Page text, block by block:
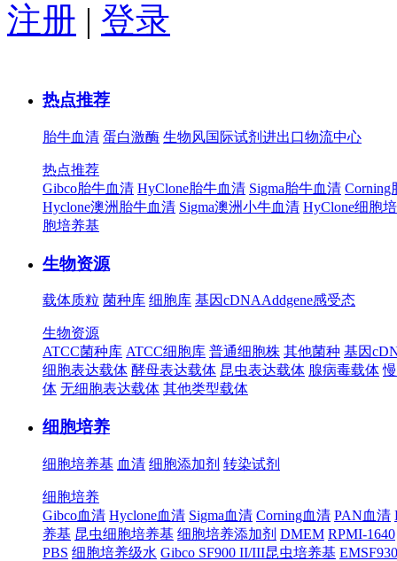
注册 | 登录
热点推荐
胎牛血清 蛋白激酶 生物风国际试剂进出口物流中心
热点推荐
Gibco胎牛血清 HyClone胎牛血清 Sigma胎牛血清 Corning
Hyclone澳洲胎牛血清 Sigma澳洲小牛血清 HyClone细胞
胞培养基
生物资源
载体质粒 菌种库 细胞库 基因cDNAAddgene感受态
生物资源
ATCC菌种库 ATCC细胞库 普通细胞株 其他菌种 基因
细胞表达载体 酵母表达载体 昆虫表达载体 腺病毒载体
体 无细胞表达载体 其他类型载体
细胞培养
细胞培养基 血清 细胞添加剂 转染试剂
细胞培养
Gibco血清 Hyclone血清 Sigma血清 Corning血清 PAN血清
养基 昆虫细胞培养基 细胞培养添加剂 DMEM RPMI-1640
PBS 细胞培养级水 Gibco SF900 II/III昆虫培养基